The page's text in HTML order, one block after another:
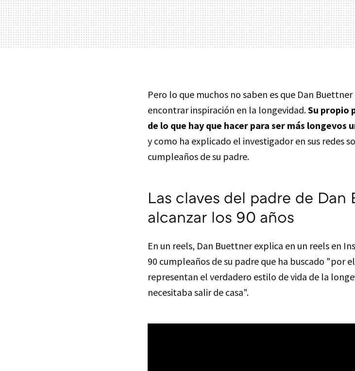
Pero lo que muchos no saben es que Dan
encontrar inspiración en la longevidad.Su propio
de lo que hay que hacer para ser más longevos
y como ha explicado el investigador en sus redes
cumpleaños de su padre.
Las claves del padre de Dan
alcanzar los 90 años
En un reels, Dan Buettner explica en un reels en
90 cumpleaños de su padre que ha buscado "por
representan el verdadero estilo de vida de la
necesitaba salir de casa".